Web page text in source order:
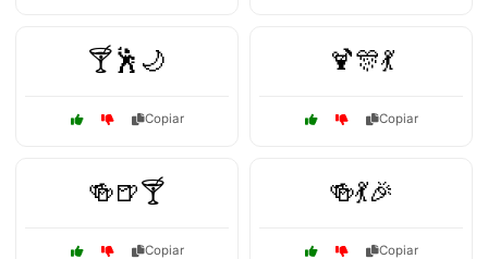
🍸🕺🌙
Copiar
🍹🎊💃
Copiar
🍻🍺🍸
Copiar
🍻💃🎉
Copiar